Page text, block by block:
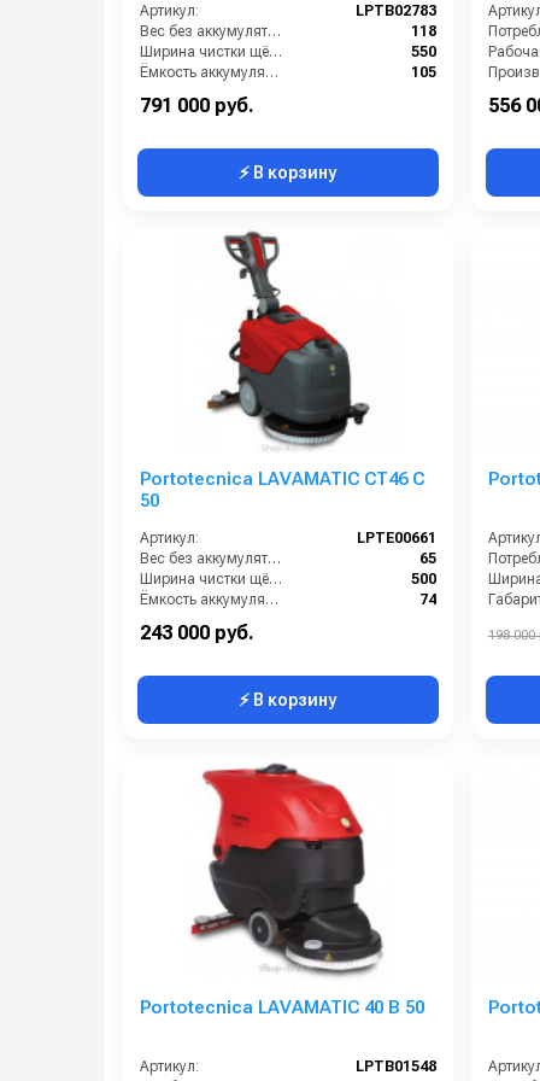
Артикул:
LPTB02783
Вес без аккумуляторов (кг):
118
Ширина чистки щёток (мм):
550
Ёмкость аккумуляторов (Ач):
105
791 000 руб.
⚡ В корзину
556
Portotecnica LAVAMATIC СТ46 C
50
Артикул:
LPTE00661
Вес без аккумуляторов (кг):
65
Ширина чистки щёток (мм):
500
Ёмкость аккумуляторов (Ач):
74
Габариты (ДхШхВ):
243 000 руб.
⚡ В корзину
198 000
Portotecnica LAVAMATIC 40 B 50
Артикул:
LPTB01548